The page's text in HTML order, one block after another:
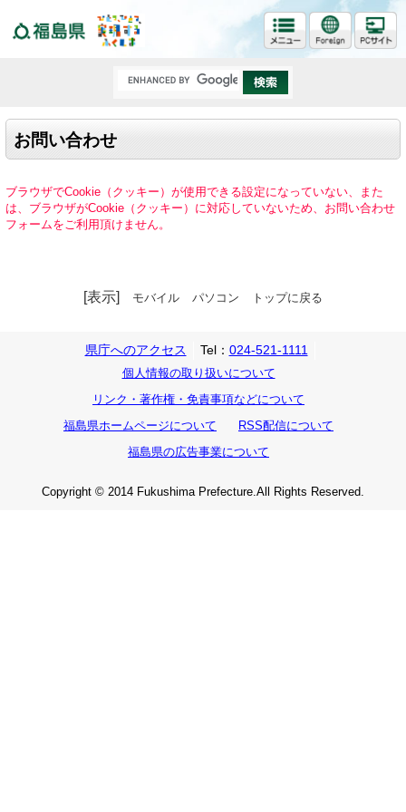
お問い合わせ
ブラウザでCookie（クッキー）が使用できる設定になっていない、また
は、ブラウザがCookie（クッキー）に対応していないため、お問い合わせ
フォームをご利用頂けません。
[表示] モバイル パソコン トップに戻る
県庁へのアクセス Tel： 024-521-1111
個人情報の取り扱いについて
リンク・著作権・免責事項などについて
福島県ホームページについて
RSS配信について
福島県の広告事業について
Copyright © 2014 Fukushima Prefecture.All Rights Reserved.